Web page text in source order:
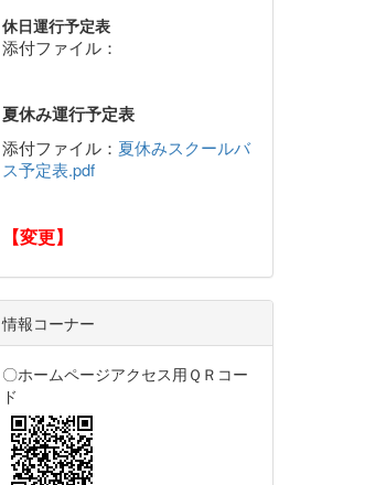
休日運行予定表
添付ファイル：
夏休み運行予定表
添付ファイル： 夏休みスクールバ
ス予定表.pdf
【変更】
情報コーナー
〇ホームページアクセス用ＱＲコー
ド